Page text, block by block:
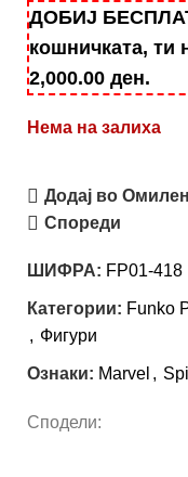
ДОБИЈ
кошничката, ти
2,000.00 ден.
Нема на залиха
Додај во
Спореди
ШИФРА: FP01-418
Категории: Funko
, Фигури
Ознаки: Marvel ,
Сподели: